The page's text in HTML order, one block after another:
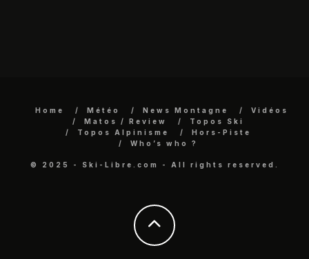
Home Météo News Montagne
Vidéos
Matos / Review
Topos Ski
Topos Alpinisme
Hors-Piste
Who’s who ?
© 2025 - Ski-Libre.com - All rights reserved.